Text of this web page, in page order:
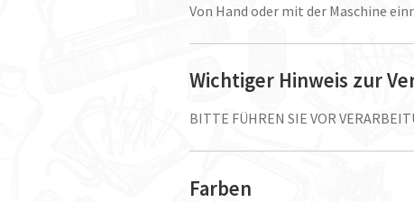
Von Hand oder mit der Maschine
Wichtiger Hinweis zur
BITTE FÜHREN SIE VOR
Farben